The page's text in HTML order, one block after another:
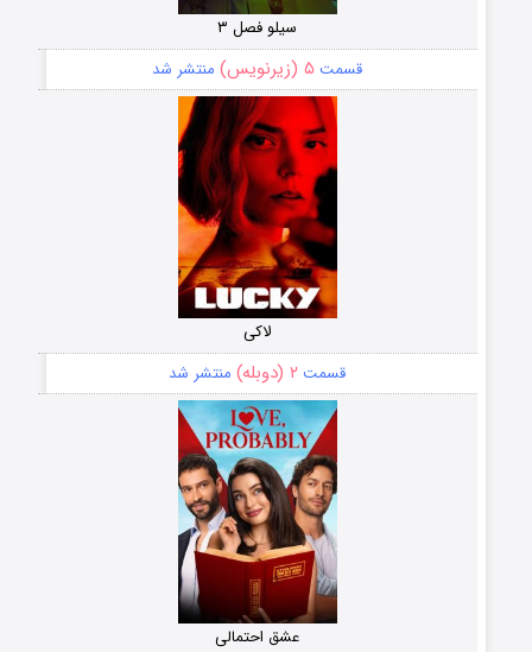
سیلو فصل ۳
قسمت ۵ (زیرنویس) منتشر شد
لاکی
قسمت ۲ (دوبله) منتشر شد
عشق احتمالی